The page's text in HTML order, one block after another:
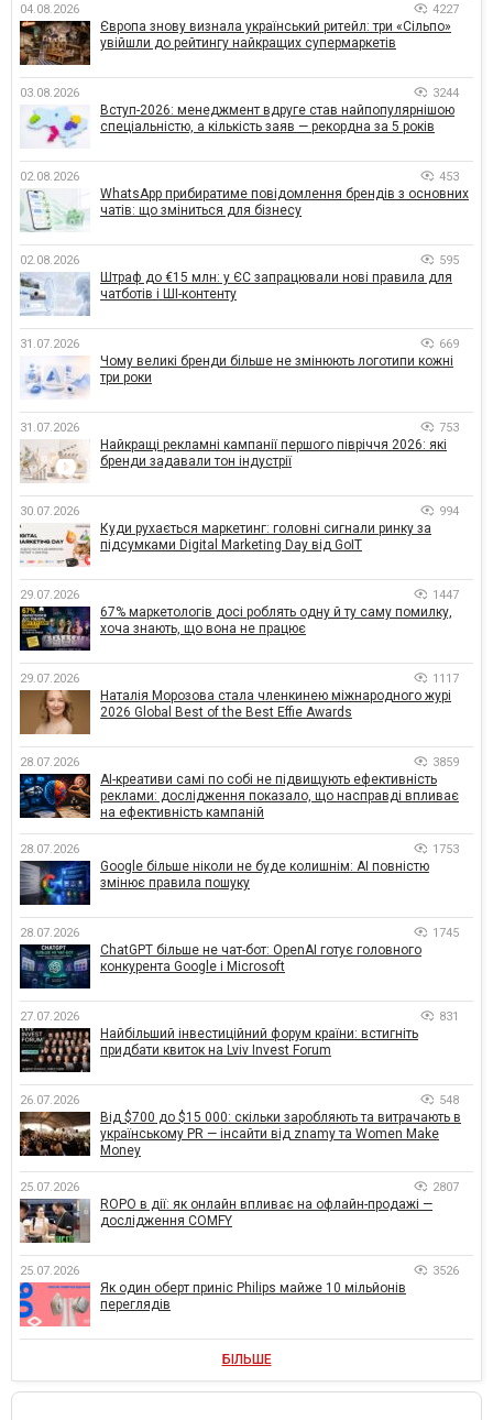
04.08.2026 4227
Європа знову визнала український ритейл: три «Сільпо»
увійшли до рейтингу найкращих супермаркетів
03.08.2026 3244
Вступ-2026: менеджмент вдруге став найпопулярнішою
спеціальністю, а кількість заяв — рекордна за 5 років
02.08.2026 453
WhatsApp прибиратиме повідомлення брендів з основних
чатів: що зміниться для бізнесу
02.08.2026 595
Штраф до €15 млн: у ЄС запрацювали нові правила для
чатботів і ШІ-контенту
31.07.2026 669
Чому великі бренди більше не змінюють логотипи кожні
три роки
31.07.2026 753
Найкращі рекламні кампанії першого півріччя 2026: які
бренди задавали тон індустрії
30.07.2026 994
Куди рухається маркетинг: головні сигнали ринку за
підсумками Digital Marketing Day від GoIT
29.07.2026 1447
67% маркетологів досі роблять одну й ту саму помилку,
хоча знають, що вона не працює
29.07.2026 1117
Наталія Морозова стала членкинею міжнародного журі
2026 Global Best of the Best Effie Awards
28.07.2026 3859
AI-креативи самі по собі не підвищують ефективність
реклами: дослідження показало, що насправді впливає
на ефективність кампаній
28.07.2026 1753
Google більше ніколи не буде колишнім: AI повністю
змінює правила пошуку
28.07.2026 1745
ChatGPT більше не чат-бот: OpenAI готує головного
конкурента Google і Microsoft
27.07.2026 831
Найбільший інвестиційний форум країни: встигніть
придбати квиток на Lviv Invest Forum
26.07.2026 548
Від $700 до $15 000: скільки заробляють та витрачають в
українському PR — інсайти від znamy та Women Make
Money
25.07.2026 2807
ROPO в дії: як онлайн впливає на офлайн-продажі —
дослідження COMFY
25.07.2026 3526
Як один оберт приніс Philips майже 10 мільйонів
переглядів
БІЛЬШЕ